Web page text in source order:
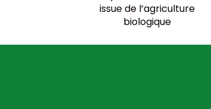
issue de l’agriculture
biologique